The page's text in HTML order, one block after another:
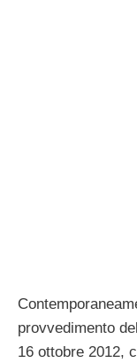
provvedimento
16 ottobre 2012,